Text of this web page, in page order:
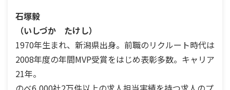
石塚毅
（いしづか たけし）
1970年生まれ、新潟県出身。前職のリクルート時代は
2008年度の年間MVP受賞をはじめ表彰多数。キャリア
21年。